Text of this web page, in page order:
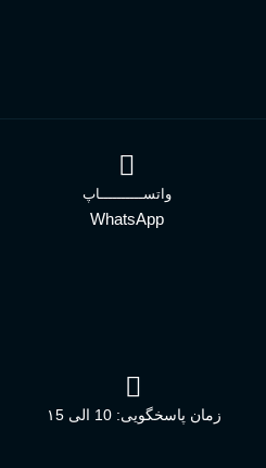
واتســــــــــاپ
WhatsApp
زمان پاسخگویی: 10 الی ۱5